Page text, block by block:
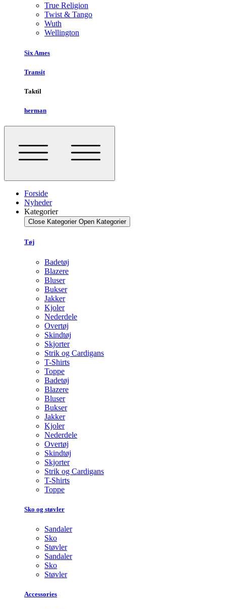
True Religion
Twist & Tango
Wuth
Wellington
Six Ames
Transit
Taktil
herman
Forside
Nyheder
Kategorier
Close Kategorier Open Kategorier
Tøj
Badetøj
Blazere
Bluser
Bukser
Jakker
Kjoler
Nederdele
Overtøj
Skindtøj
Skjorter
Strik og Cardigans
T-Shirts
Toppe
Badetøj
Blazere
Bluser
Bukser
Jakker
Kjoler
Nederdele
Overtøj
Skindtøj
Skjorter
Strik og Cardigans
T-Shirts
Toppe
Sko og støvler
Sandaler
Sko
Støvler
Sandaler
Sko
Støvler
Accessories